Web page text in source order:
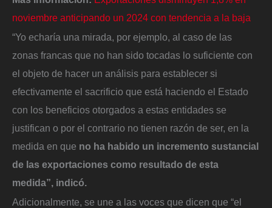
noviembre anticipando un 2024 con tendencia a la baja
“Yo echaría una mirada, por ejemplo, al caso de las
zonas francas que no han sido tocadas lo suficiente con
el objeto de hacer un análisis para establecer si
efectivamente el sacrificio que está haciendo el Estado
con los beneficios otorgados a estas entidades se
justifican o por el contrario no tienen razón de ser, en la
medida en que no ha habido un incremento sustancial
de las exportaciones como resultado de esta
medida”, indicó.
Adicionalmente, se une a las voces que dicen que “el